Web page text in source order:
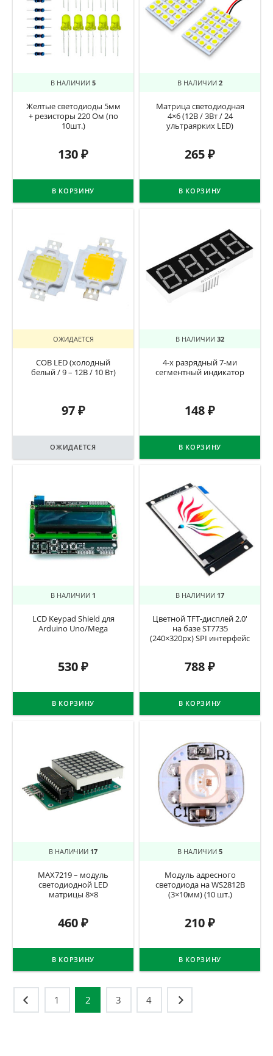
В НАЛИЧИИ 5
Желтые светодиоды 5мм
+ резисторы 220 Ом (по
10шт.)
130₽
В КОРЗИНУ
В НАЛИЧИИ 2
Матрица светодиодная
4×6 (12В / 3Вт / 24
ультраярких LED)
265₽
В КОРЗИНУ
ОЖИДАЕТСЯ
COB LED (холодный
белый / 9 – 12В / 10 Вт)
97₽
ОЖИДАЕТСЯ
В НАЛИЧИИ 32
4-х разрядный 7-ми
сегментный индикатор
148₽
В КОРЗИНУ
В НАЛИЧИИ 1
LCD Keypad Shield для
Arduino Uno/Mega
530₽
В КОРЗИНУ
В НАЛИЧИИ 17
Цветной TFT-дисплей 2.0′
на базе ST7735
(240×320px) SPI интерфейс
788₽
В КОРЗИНУ
В НАЛИЧИИ 17
MAX7219 – модуль
светодиодной LED
матрицы 8×8
460₽
В КОРЗИНУ
В НАЛИЧИИ 5
Модуль адресного
светодиода на WS2812B
(3×10мм) (10 шт.)
210₽
В КОРЗИНУ
Навигация
по
1 2 3 4